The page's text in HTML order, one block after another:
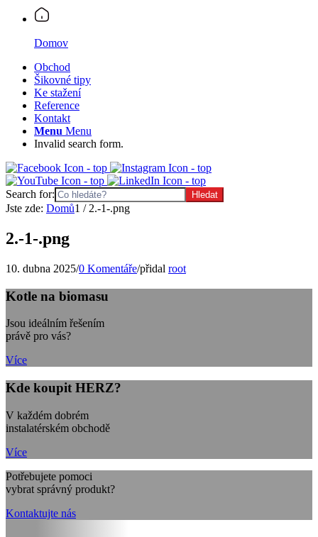
Domov
Obchod
Šikovné tipy
Ke stažení
Reference
Kontakt
Menu Menu
Invalid search form.
Search for:
Jste zde: Domů1 / 2.-1-.png
2.-1-.png
10. dubna 2025/0 Komentáře/přidal root
Kotle na biomasu
Jsou ideálním řešením
právě pro vás?
Více
Kde koupit HERZ?
V každém dobrém
instalatérském obchodě
Více
Potřebujete pomoci
vybrat správný produkt?
Kontaktujte nás